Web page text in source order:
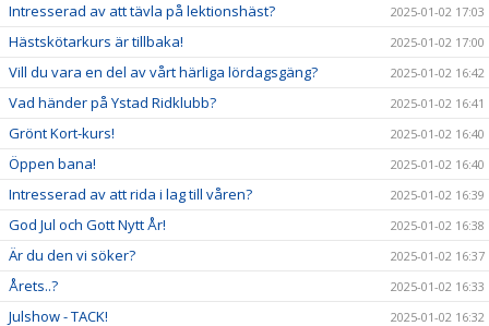
Intresserad av att tävla på lektionshäst? 2025-01-02 17:03
Hästskötarkurs är tillbaka! 2025-01-02 17:00
Vill du vara en del av vårt härliga lördagsgäng? 2025-01-02 16:42
Vad händer på Ystad Ridklubb? 2025-01-02 16:41
Grönt Kort-kurs! 2025-01-02 16:40
Öppen bana! 2025-01-02 16:40
Intresserad av att rida i lag till våren? 2025-01-02 16:39
God Jul och Gott Nytt År! 2025-01-02 16:38
Är du den vi söker? 2025-01-02 16:37
Årets..? 2025-01-02 16:33
Julshow - TACK! 2025-01-02 16:32